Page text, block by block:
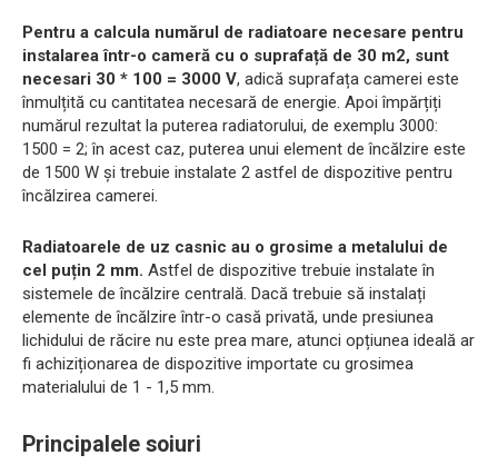
Pentru a calcula numărul de radiatoare necesare pentru
instalarea într-o cameră cu o suprafață de 30 m2, sunt
necesari 30 * 100 = 3000 V, adică suprafața camerei este
înmulțită cu cantitatea necesară de energie. Apoi împărțiți
numărul rezultat la puterea radiatorului, de exemplu 3000:
1500 = 2; în acest caz, puterea unui element de încălzire este
de 1500 W și trebuie instalate 2 astfel de dispozitive pentru
încălzirea camerei.
Radiatoarele de uz casnic au o grosime a metalului de
cel puțin 2 mm. Astfel de dispozitive trebuie instalate în
sistemele de încălzire centrală. Dacă trebuie să instalați
elemente de încălzire într-o casă privată, unde presiunea
lichidului de răcire nu este prea mare, atunci opțiunea ideală ar
fi achiziționarea de dispozitive importate cu grosimea
materialului de 1 - 1,5 mm.
Principalele soiuri